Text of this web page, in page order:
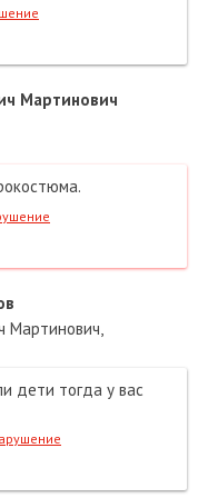
Мартинович
Мартинович,
дети тогда у вас